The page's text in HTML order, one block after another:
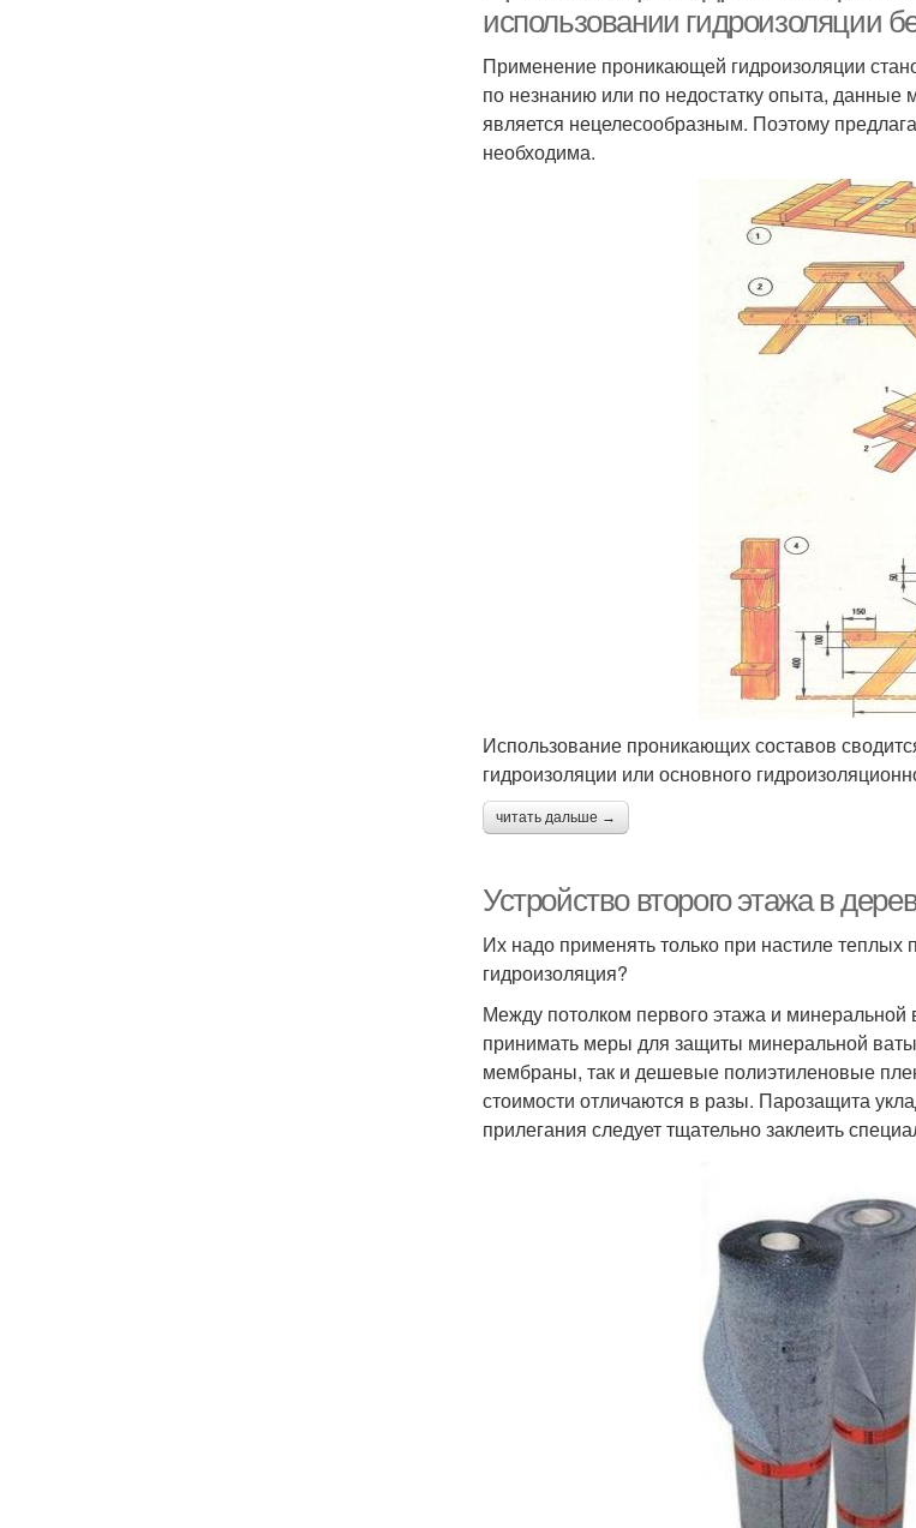
использовании гидроизоляции
Применение проникающей гидроизоляции
по незнанию или по недостатку опыта, данные
является нецелесообразным. Поэтому
необходима.
Использование проникающих составов
гидроизоляции или основного
читать дальше →
Устройство второго этажа в
Их надо применять только при настиле теплых
гидроизоляция?
Между потолком первого этажа и
принимать меры для защиты минеральной
мембраны, так и дешевые полиэтиленовые
стоимости отличаются в разы. Парозащита
прилегания следует тщательно заклеить